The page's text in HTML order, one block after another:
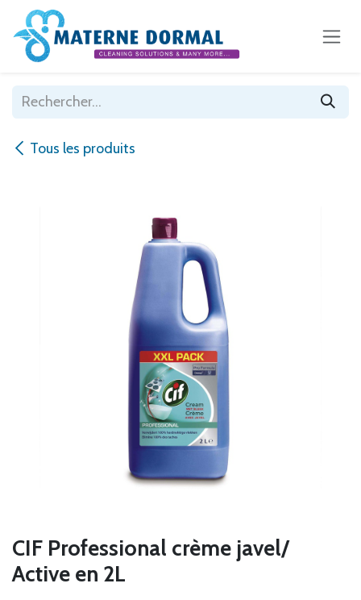
Se rendre au contenu
Tous les produits
CIF Professional crème javel/
Active en 2L